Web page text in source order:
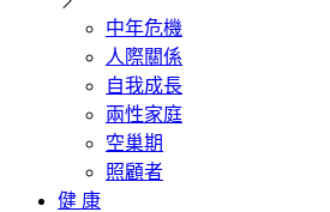
中年危機
人際關係
自我成長
兩性家庭
空巢期
照顧者
健 康